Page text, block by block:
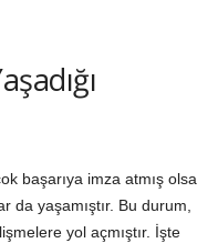
başarıya imza atmış olsa
da yaşamıştır. Bu durum,
yol açmıştır. İşte